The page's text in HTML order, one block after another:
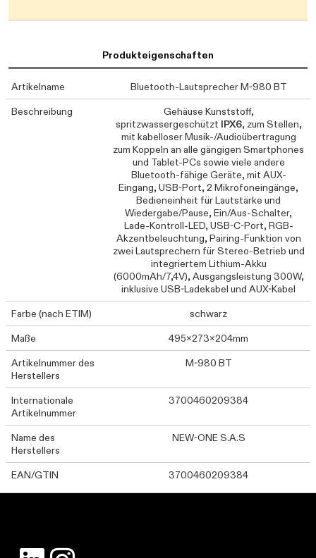
Produkteigenschaften
Artikelname
Bluetooth-Lautsprecher M-980 BT
Beschreibung
Gehäuse Kunststoff,
spritzwassergeschützt IPX6, zum Stellen,
mit kabelloser Musik-/Audioübertragung
zum Koppeln an alle gängigen Smartphones
und Tablet-PCs sowie viele andere
Bluetooth-fähige Geräte, mit AUX-
Eingang, USB-Port, 2 Mikrofoneingänge,
Bedieneinheit für Lautstärke und
Wiedergabe/Pause, Ein/Aus-Schalter,
Lade-Kontroll-LED, USB-C-Port, RGB-
Akzentbeleuchtung, Pairing-Funktion von
zwei Lautsprechern für Stereo-Betrieb und
integriertem Lithium-Akku
(6000mAh/7,4V), Ausgangsleistung 300W,
inklusive USB-Ladekabel und AUX-Kabel
Farbe (nach ETIM)
schwarz
Maße
495x273x204mm
Artikelnummer des
Herstellers
M-980 BT
Internationale
Artikelnummer
3700460209384
Name des
Herstellers
NEW-ONE S.A.S
EAN/GTIN 3700460209384